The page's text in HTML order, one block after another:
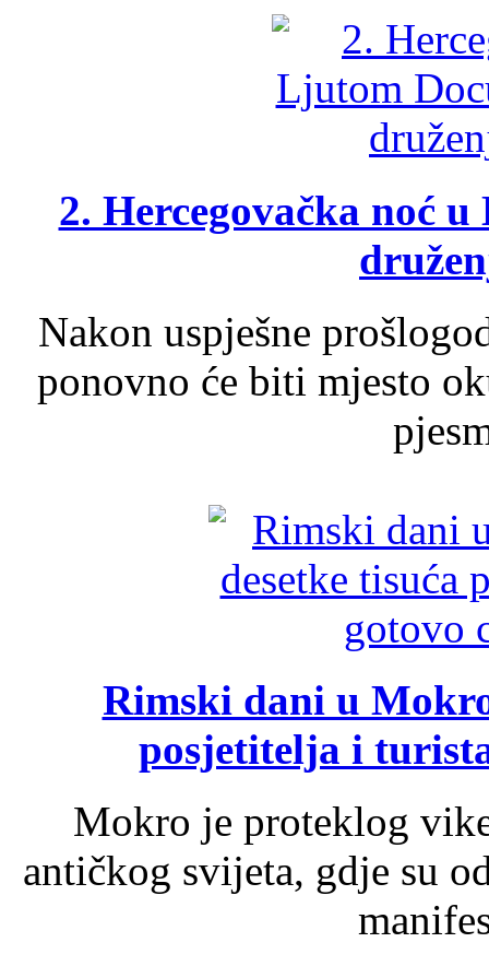
2. Hercegovačka noć
Nakon uspješne
ponovno će biti mjesto
Rimski dani u
posjetitelja i
Mokro je proteklog
antičkog svijeta, gdje su